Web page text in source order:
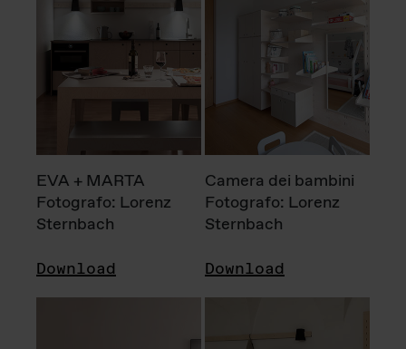
EVA + MARTA
Fotografo: Lorenz
Sternbach
Download
Camera dei bambini
Fotografo: Lorenz
Sternbach
Download